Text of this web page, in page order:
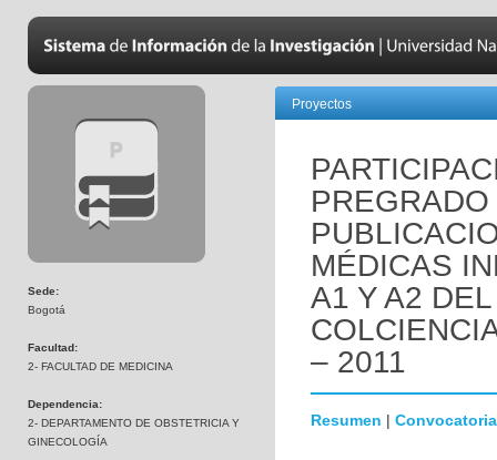
Sede:
Bogotá
Facultad:
2- FACULTAD DE MEDICINA
Dependencia:
2- DEPARTAMENTO DE OBSTETRICIA Y
GINECOLOGÍA
Proyectos
MÉDICAS
A1 Y A2
– 2011
Resumen | Convocatoria